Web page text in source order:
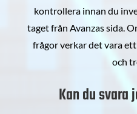
kontrollera innan du
taget från Avanzas sida.
frågor verkar det vara
och
Kan du svara